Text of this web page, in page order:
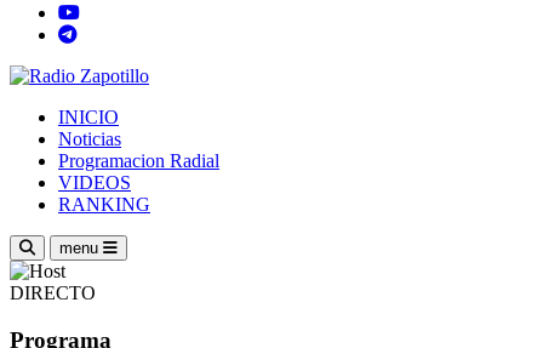
INICIO
Noticias
Programacion Radial
VIDEOS
RANKING
menu
DIRECTO
Programa